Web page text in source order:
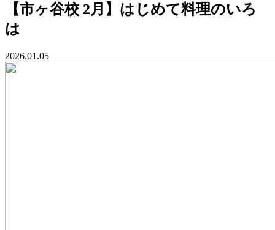
【市ヶ谷校 2月】はじめて料理のいろ
は
2026.01.05